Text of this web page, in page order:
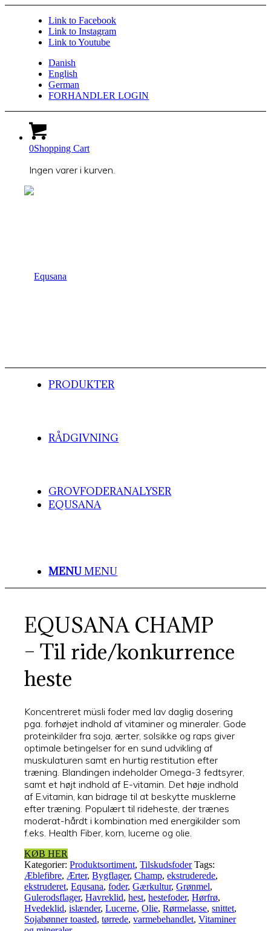
Link to Facebook
Link to Instagram
Link to Youtube
Danish
English
German
FORHANDLER LOGIN
0Shopping Cart
Ingen varer i kurven.
PRODUKTER
RÅDGIVNING
GROVFODERANALYSER
EQUSANA
MENU MENU
EQUSANA CHAMP
– Til ride/konkurrence
heste
Koncentreret müsli foder med lav daglig dosering
pga. forhøjet indhold af vitaminer og mineraler. Gode
proteinkilder fra soja, ærter, solsikke og raps giver
optimale betingelser for en sund udvikling af
muskulaturen samt en hurtig restitution efter
træning. Blandingen indeholder Omega-3 fedtsyrer,
samt et højt indhold af E-vitamin. Det høje indhold
af E.vitamin, kan bidrage til at beskytte musklerne
efter træning. Populært til rideheste, der trænes
moderat-hårdt i kombination med energikilder som
f.eks. Health Fiber, korn, lucerne og olie.
KØB HER
Kategorier:Produktsortiment,Tilskudsfoder Tags:
Æblefibre, Ærter,Bygflager,Champ,ekstruderede,
ekstruderet,Equsana,foder,Gærkultur,Grønmel,
Gulerodsflager,Havreklid,hest,hestefoder,Hørfrø,
Hvedeklid,islænder,Lucerne,Olie,Rørmelasse,snittet,
Sojabønner toasted,tørrede,varmebehandlet,Vitaminer